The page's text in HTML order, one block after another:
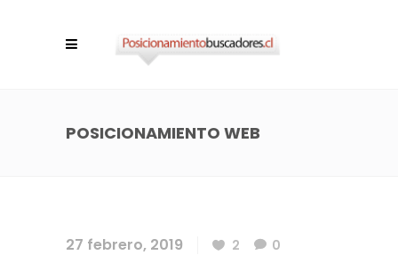
POSICIONAMIENTO WEB
27 febrero, 2019 2
0